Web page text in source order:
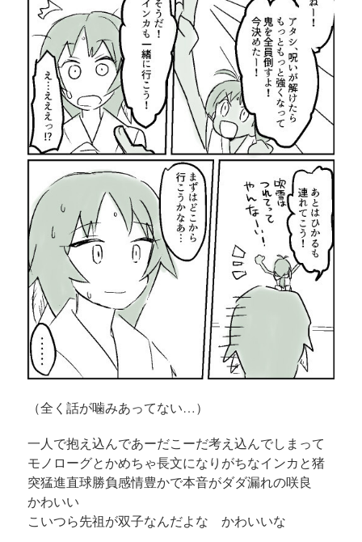
（全く話が噛みあってない…）
一人で抱え込んであーだこーだ考え込んでしまって
モノローグとかめちゃ長文になりがちなインカと猪
突猛進直球勝負感情豊かで本音がダダ漏れの咲良
かわいい
こいつら先祖が双子なんだよな かわいいな